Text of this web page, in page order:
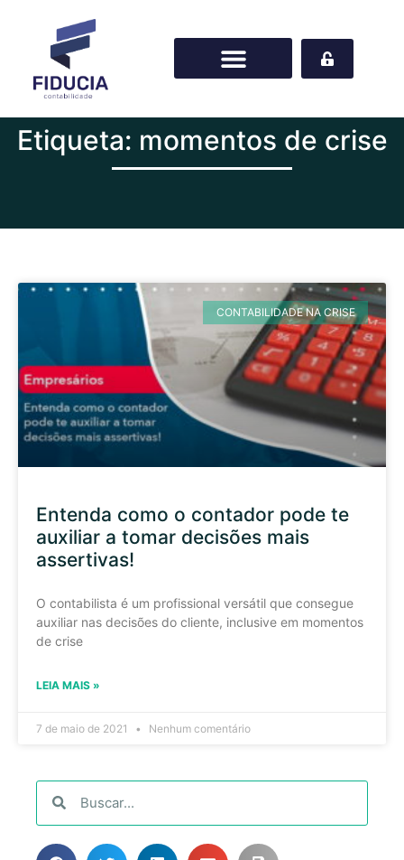
Etiqueta: momentos de crise
CONTABILIDADE NA CRISE
Entenda como o contador pode te
auxiliar a tomar decisões mais
assertivas!
O contabilista é um profissional versátil que consegue
auxiliar nas decisões do cliente, inclusive em momentos
de crise
LEIA MAIS »
7 de maio de 2021 Nenhum comentário